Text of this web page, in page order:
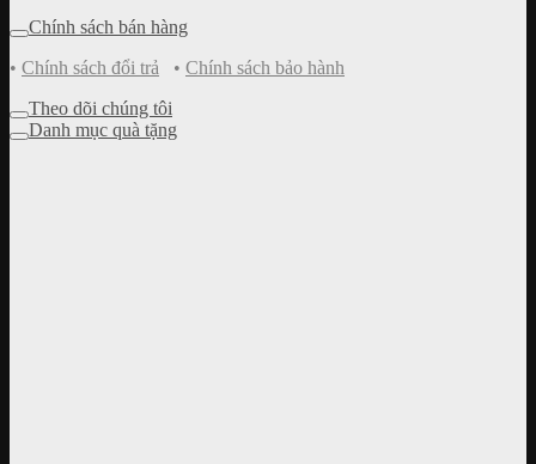
Chính sách bán hàng
• Chính sách đổi trả • Chính sách bảo hành
Theo dõi chúng tôi
Danh mục quà tặng